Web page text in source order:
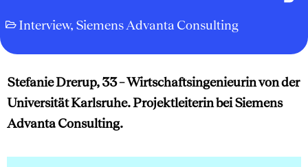
Interview, Siemens Advanta Consulting
Stefanie Drerup, 33 – Wirtschaftsingenieurin von der
Universität Karlsruhe. Projektleiterin bei Siemens
Advanta Consulting.